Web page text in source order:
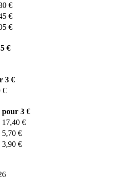
€
€
€
€
3 €
€
pour 3 €
17,40 €
5,70 €
3,90 €